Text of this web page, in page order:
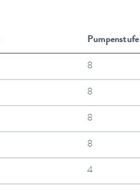
Pumpenstufe
8
8
8
8
4